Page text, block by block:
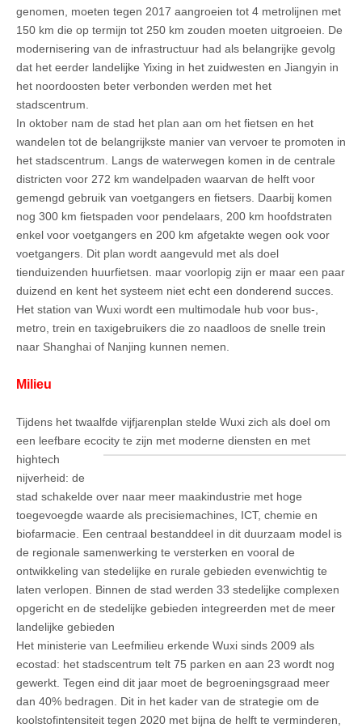
genomen, moeten tegen 2017 aangroeien tot 4 metrolijnen met
150 km die op termijn tot 250 km zouden moeten uitgroeien. De
modernisering van de infrastructuur had als belangrijke gevolg
dat het eerder landelijke Yixing in het zuidwesten en Jiangyin in
het noordoosten beter verbonden werden met het
stadscentrum.
In oktober nam de stad het plan aan om het fietsen en het
wandelen tot de belangrijkste manier van vervoer te promoten in
het stadscentrum. Langs de waterwegen komen in de centrale
districten voor 272 km wandelpaden waarvan de helft voor
gemengd gebruik van voetgangers en fietsers. Daarbij komen
nog 300 km fietspaden voor pendelaars, 200 km hoofdstraten
enkel voor voetgangers en 200 km afgetakte wegen ook voor
voetgangers. Dit plan wordt aangevuld met als doel
tienduizenden huurfietsen. maar voorlopig zijn er maar een paar
duizend en kent het systeem niet echt een donderend succes.
Het station van Wuxi wordt een multimodale hub voor bus-,
metro, trein en taxigebruikers die zo naadloos de snelle trein
naar Shanghai of Nanjing kunnen nemen.
Milieu
Tijdens het twaalfde vijfjarenplan stelde Wuxi zich als doel om
een leefbare ecocity te zijn met moderne diensten en met
hightech
nijverheid: de
stad schakelde over naar meer maakindustrie met hoge
toegevoegde waarde als precisiemachines, ICT, chemie en
biofarmacie. Een centraal bestanddeel in dit duurzaam model is
de regionale samenwerking te versterken en vooral de
ontwikkeling van stedelijke en rurale gebieden evenwichtig te
laten verlopen. Binnen de stad werden 33 stedelijke complexen
opgericht en de stedelijke gebieden integreerden met de meer
landelijke gebieden
Het ministerie van Leefmilieu erkende Wuxi sinds 2009 als
ecostad: het stadscentrum telt 75 parken en aan 23 wordt nog
gewerkt. Tegen eind dit jaar moet de begroeningsgraad meer
dan 40% bedragen. Dit in het kader van de strategie om de
koolstofintensiteit tegen 2020 met bijna de helft te verminderen,